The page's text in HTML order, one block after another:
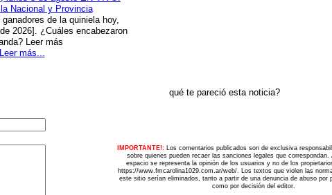
Nacional y Provincia
de la quiniela hoy,
2026]. ¿Cuáles encabezaron
Leer más
más...
qué te pareció esta noticia?
IMPORTANTE!:
Los comentarios publicados son de exclusiva
sobre quienes pueden recaer las sanciones legales que
espacio se representa la opinión de los usuarios y no de los
https://www.fmcarolina1029.com.ar/web/. Los textos que violen las
este sitio serían eliminados, tanto a partir de una denuncia de abuso por
como por decisión del editor.